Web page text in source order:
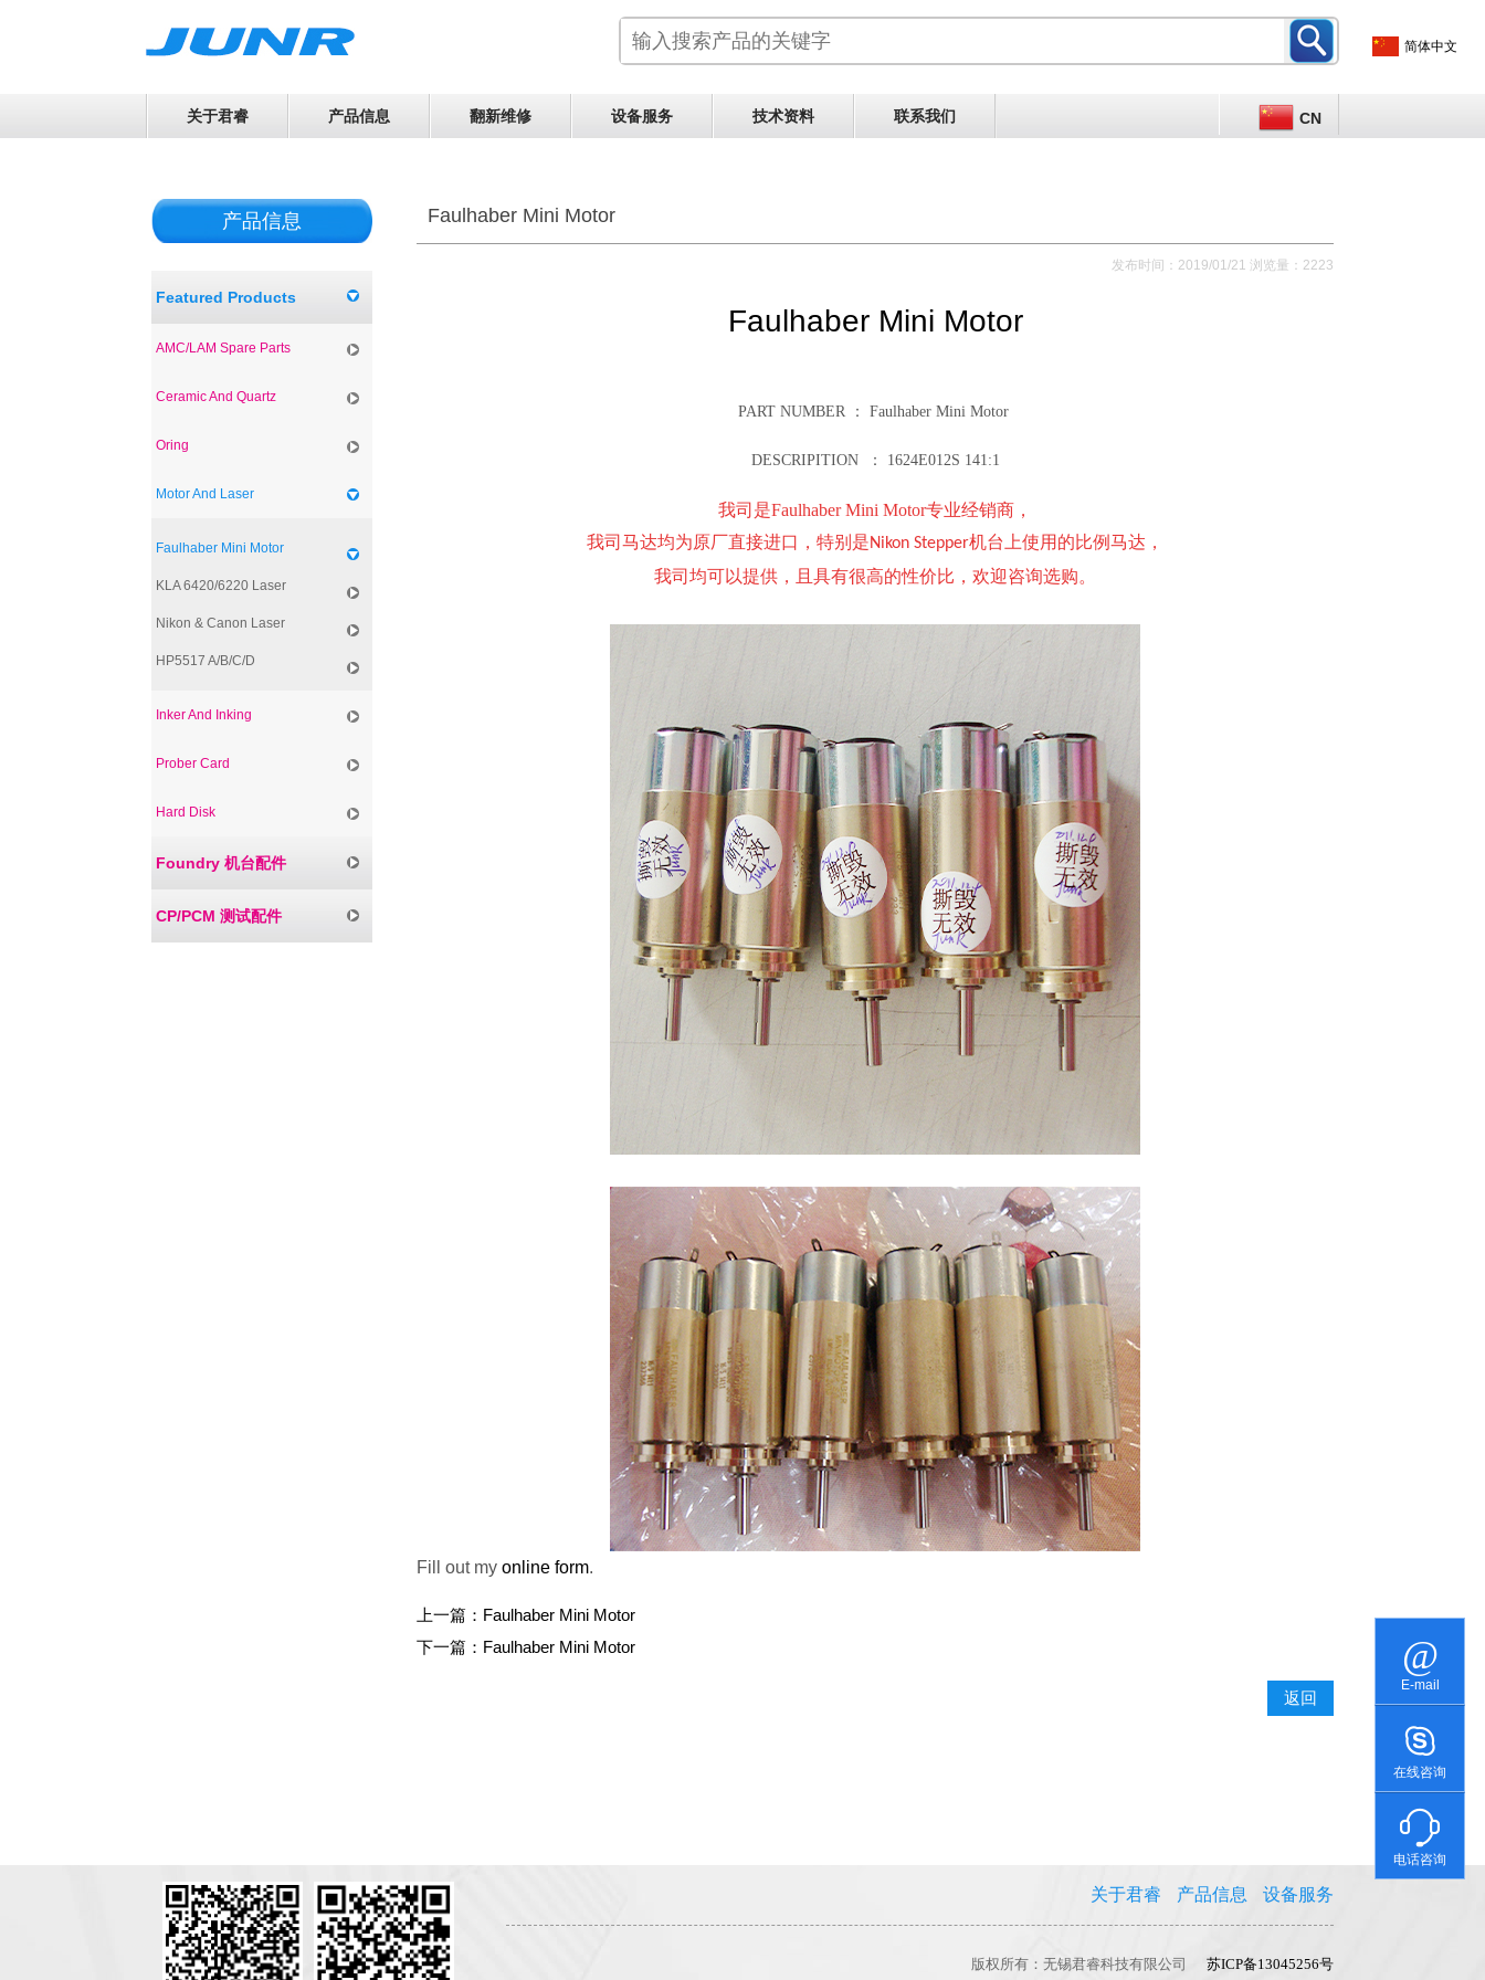
E-mail
在线咨询
电话咨询
关于君睿 产品信息 翻新维修 设备服务 技术资料 联系我们 CN
产品信息
Featured Products
AMC/LAM Spare Parts
Ceramic And Quartz
Oring
Motor And Laser
Faulhaber Mini Motor
KLA 6420/6220 Laser
Nikon & Canon Laser
HP5517 A/B/C/D
Inker And Inking
Prober Card
Hard Disk
Foundry 机台配件
CP/PCM 测试配件
Faulhaber Mini Motor
发布时间：2019/01/21 浏览量：2223
Faulhaber Mini Motor
PART NUMBER ： Faulhaber Mini Motor
DESCRIPITION ： 1624E012S 141:1
我司是Faulhaber Mini Motor专业经销商，
我司马达均为原厂直接进口，特别是Nikon Stepper机台上使用的比例马达，
我司均可以提供，且具有很高的性价比，欢迎咨询选购。
Fill out my online form.
上一篇： Faulhaber Mini Motor
下一篇： Faulhaber Mini Motor
返回
关于君睿 产品信息 设备服务
版权所有：无锡君睿科技有限公司 苏ICP备13045256号
简体中文